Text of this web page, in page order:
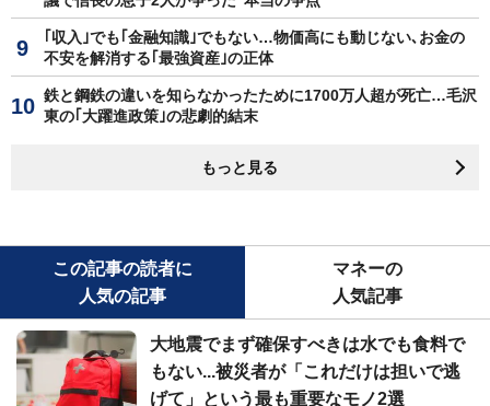
｢収入｣でも｢金融知識｣でもない…物価高にも動じない､お金の
不安を解消する｢最強資産｣の正体
鉄と鋼鉄の違いを知らなかったために1700万人超が死亡…毛沢
東の｢大躍進政策｣の悲劇的結末
もっと見る
この記事の読者に
人気の記事
マネーの
人気記事
大地震でまず確保すべきは水でも食料で
もない...被災者が「これだけは担いで逃
げて」という最も重要なモノ2選